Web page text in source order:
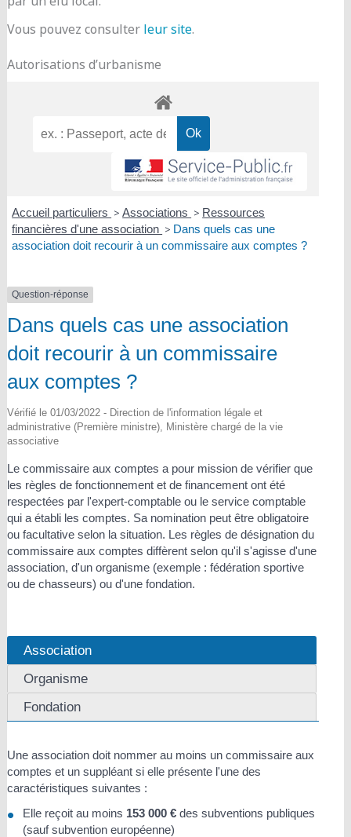
Vous pouvez consulter leur site.
Autorisations d’urbanisme
Accueil particuliers > Associations > Ressources
financières d'une association > Dans quels cas une
association doit recourir à un commissaire aux comptes ?
Question-réponse
Dans quels cas une association
doit recourir à un commissaire
aux comptes ?
Vérifié le 01/03/2022 - Direction de l'information légale et
administrative (Première ministre), Ministère chargé de la vie
associative
Le commissaire aux comptes a pour mission de vérifier que
les règles de fonctionnement et de financement ont été
respectées par l'expert-comptable ou le service comptable
qui a établi les comptes. Sa nomination peut être obligatoire
ou facultative selon la situation. Les règles de désignation du
commissaire aux comptes diffèrent selon qu'il s'agisse d'une
association, d'un organisme (exemple : fédération sportive
ou de chasseurs) ou d'une fondation.
Association
Organisme
Fondation
Une association doit nommer au moins un commissaire aux
comptes et un suppléant si elle présente l'une des
caractéristiques suivantes :
Elle reçoit au moins 153 000 €des subventions publiques
(sauf subvention européenne)